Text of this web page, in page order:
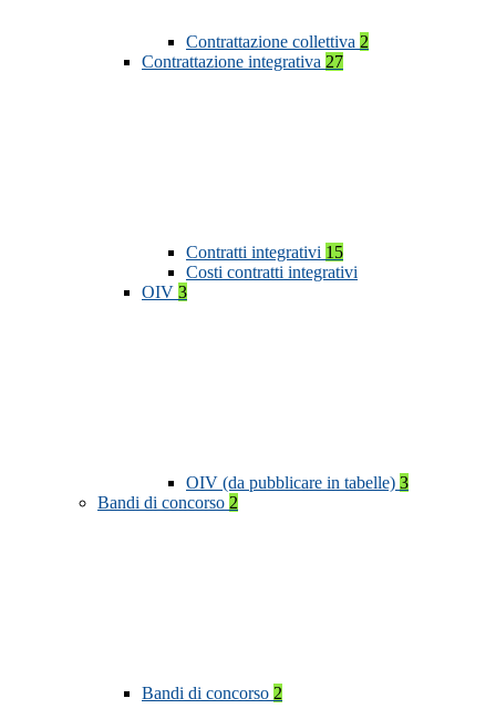
Contrattazione collettiva 2
Contrattazione integrativa 27
Contratti integrativi 15
Costi contratti integrativi
OIV 3
OIV (da pubblicare in tabelle) 3
Bandi di concorso 2
Bandi di concorso 2